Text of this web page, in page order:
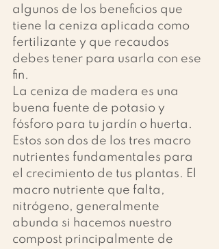
algunos de los beneficios que
tiene la ceniza aplicada como
fertilizante y que recaudos
debes tener para usarla con ese
fin.
La ceniza de madera es una
buena fuente de potasio y
fósforo para tu jardín o huerta.
Estos son dos de los tres macro
nutrientes fundamentales para
el crecimiento de tus plantas. El
macro nutriente que falta,
nitrógeno, generalmente
abunda si hacemos nuestro
compost principalmente de